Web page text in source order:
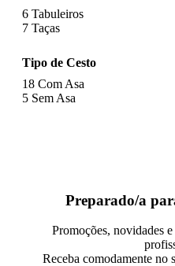
6 Tabuleiros
7 Taças
Tipo de Cesto
18 Com Asa
5 Sem Asa
Preparado/a
Promoções, novidades
Receba comodamente no